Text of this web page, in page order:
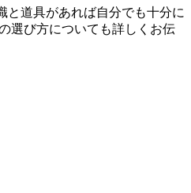
と道具があれば自分でも十分に
選び方についても詳しくお伝